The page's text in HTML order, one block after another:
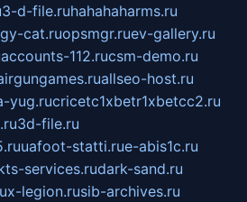
3-d-file.ruhahahaharms.ru
cat.ruopsmgr.ruev-gallery.ru
accounts-112.rucsm-demo.ru
allseo-host.ru
yug.rucricetc1xbetr1xbetcc2.ru
3d-file.ru
uafoot-statti.rue-abis1c.ru
services.rudark-sand.ru
x-legion.rusib-archives.ru